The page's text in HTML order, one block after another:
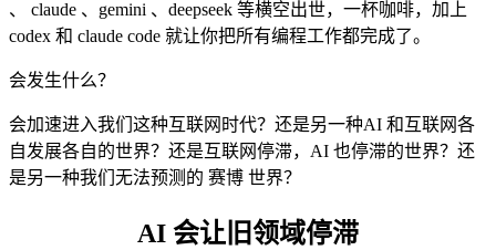
、 claude 、gemini 、deepseek 等横空出世，一杯咖啡，加上
codex 和 claude code 就让你把所有编程工作都完成了。
会发生什么？
会加速进入我们这种互联网时代？还是另一种AI 和互联网各
自发展各自的世界？还是互联网停滞，AI 也停滞的世界？还
是另一种我们无法预测的 赛博 世界？
AI 会让旧领域停滞